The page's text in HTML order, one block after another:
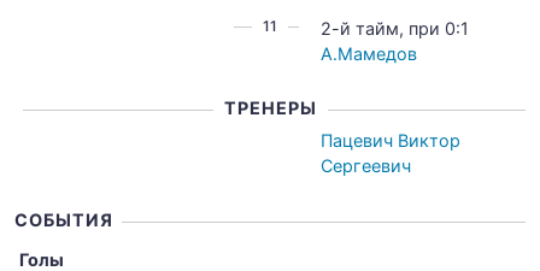
11
2-й тайм, при 0:1
А.Мамедов
ТРЕНЕРЫ
Пацевич Виктор
Сергеевич
СОБЫТИЯ
Голы